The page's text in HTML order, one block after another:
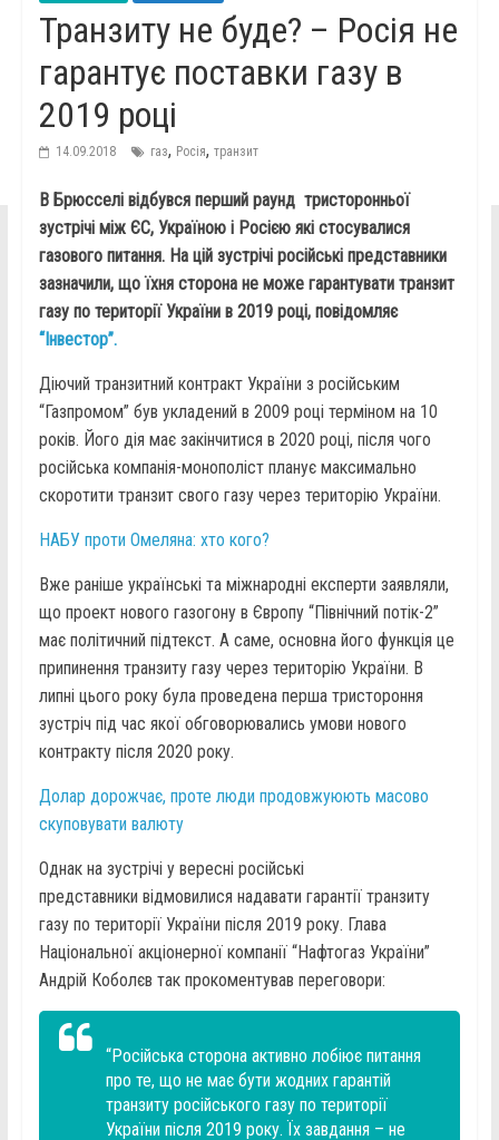
Транзиту не буде? – Росія не
гарантує поставки газу в
2019 році
14.09.2018 газ, Росія, транзит
В Брюсселі відбувся перший раунд тристоронньої
зустрічі між ЄС, Україною і Росією які стосувалися
газового питання. На цій зустрічі російські представники
зазначили, що їхня сторона не може гарантувати транзит
газу по території України в 2019 році, повідомляє
“Інвестор”.
Діючий транзитний контракт України з російським
“Газпромом” був укладений в 2009 році терміном на 10
років. Його дія має закінчитися в 2020 році, після чого
російська компанія-монополіст планує максимально
скоротити транзит свого газу через територію України.
НАБУ проти Омеляна: хто кого?
Вже раніше українські та міжнародні експерти заявляли,
що проект нового газогону в Європу “Північний потік-2”
має політичний підтекст. А саме, основна його функція це
припинення транзиту газу через територію України. В
липні цього року була проведена перша тристороння
зустріч під час якої обговорювались умови нового
контракту після 2020 року.
Долар дорожчає, проте люди продовжуюють масово
скуповувати валюту
Однак на зустрічі у вересні російські
представники відмовилися надавати гарантії транзиту
газу по території України після 2019 року. Глава
Національної акціонерної компанії “Нафтогаз України”
Андрій Коболєв так прокоментував переговори:
“Російська сторона активно лобіює питання
про те, що не має бути жодних гарантій
транзиту російського газу по території
України після 2019 року. Їх завдання – не